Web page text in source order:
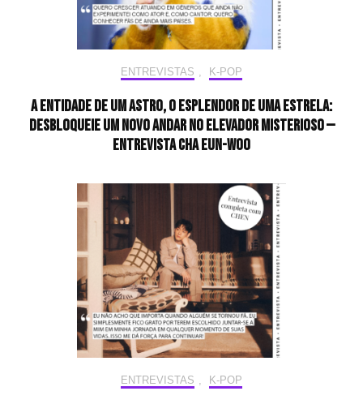
ENTREVISTAS , K-POP
A entidade de um astro, o esplendor de uma estrela:
desbloqueie um novo andar no elevador misterioso —
Entrevista CHA EUN-WOO
ENTREVISTAS , K-POP